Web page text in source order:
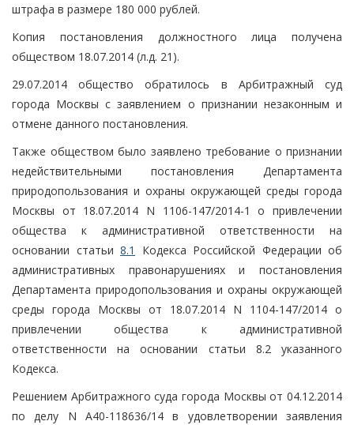
штрафа в размере 180 000 рублей.
Копия постановления должностного лица получена
обществом 18.07.2014 (л.д. 21).
29.07.2014 общество обратилось в Арбитражный суд
города Москвы с заявлением о признании незаконным и
отмене данного постановления.
Также обществом было заявлено требование о признании
недействительными постановления Департамента
природопользования и охраны окружающей среды города
Москвы от 18.07.2014 N 1106-147/2014-1 о привлечении
общества к административной ответственности на
основании статьи 8.1
Кодекса Российской Федерации об
административных правонарушениях и постановления
Департамента природопользования и охраны окружающей
среды города Москвы от 18.07.2014 N 1104-147/2014 о
привлечении общества к административной
ответственности на основании статьи 8.2 указанного
Кодекса.
Решением Арбитражного суда города Москвы от 04.12.2014
по делу N А40-118636/14 в удовлетворении заявления